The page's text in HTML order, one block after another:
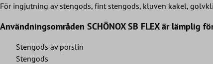
För ingjutning av stengods, fint stengods, kluven kakel,
Användningsområden SCHÖNOX SB FLEX är lämplig
Stengods av porslin
Stengods